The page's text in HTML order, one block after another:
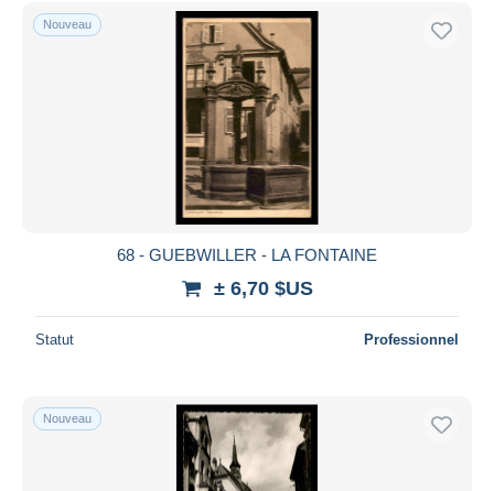
Nouveau
68 - GUEBWILLER - LA FONTAINE
± 6,70 $US
Statut Professionnel
Nouveau